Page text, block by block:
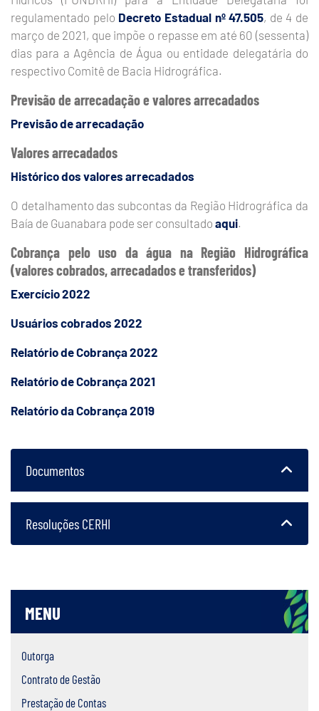
MENU
Outorga
Contrato de Gestão
Prestação de Contas
regulamentado pelo Decreto Estadual nº 47.505, de 4 de
março de 2021, que impõe o repasse em até 60 (sessenta)
dias para a Agência de Água ou entidade delegatária do
respectivo Comitê de Bacia Hidrográfica.
Previsão de arrecadação e valores arrecadados
Previsão de arrecadação
Valores arrecadados
Histórico dos valores arrecadados
O detalhamento das subcontas da Região Hidrográfica da
Baía de Guanabara pode ser consultado aqui.
Cobrança pelo uso da água na Região Hidrográfica
(valores cobrados, arrecadados e transferidos)
Exercício 2022
Usuários cobrados 2022
Relatório de Cobrança 2022
Relatório de Cobrança 2021
Relatório da Cobrança 2019
Documentos
Resoluções CERHI